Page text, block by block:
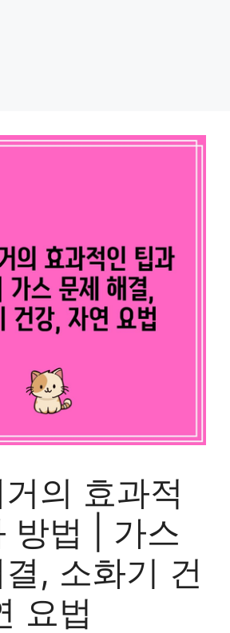
의 효과적
방법 | 가스
, 소화기 건
요법